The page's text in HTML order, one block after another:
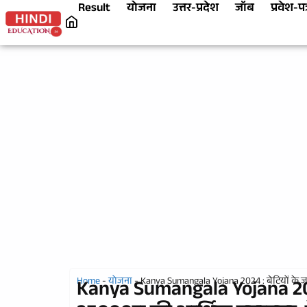
Result योजना उत्तर-प्रदेश जॉब प्रवेश-
Home-योजना-Kanya Sumangala Yojana 2024 : बेटियों
Kanya Sumangala Yojana